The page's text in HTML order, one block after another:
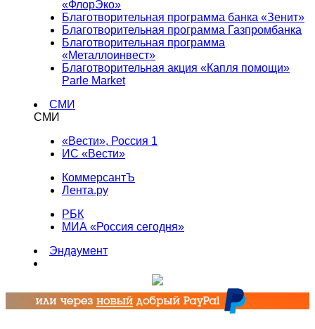
«ФлорЭко»
Благотворительная программа банка «Зенит»
Благотворительная программа Газпромбанка
Благотворительная программа
«Металлоинвест»
Благотворительная акция «Капля помощи»
Parle Market
СМИ
СМИ
«Вести», Россия 1
ИС «Вести»
КоммерсантЪ
Лента.ру
РБК
МИА «Россия сегодня»
Эндаумент